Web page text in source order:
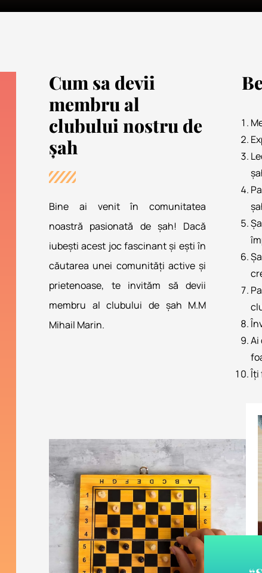
Cum sa devii
membru al
clubului nostru de
șah
Bine ai venit în comunitatea
noastră pasionată de șah! Dacă
iubești acest joc fascinant și ești în
căutarea unei comunități active și
prietenoase, te invităm să devii
membru al clubului de șah M.M
Mihail Marin.
Ai
Îți